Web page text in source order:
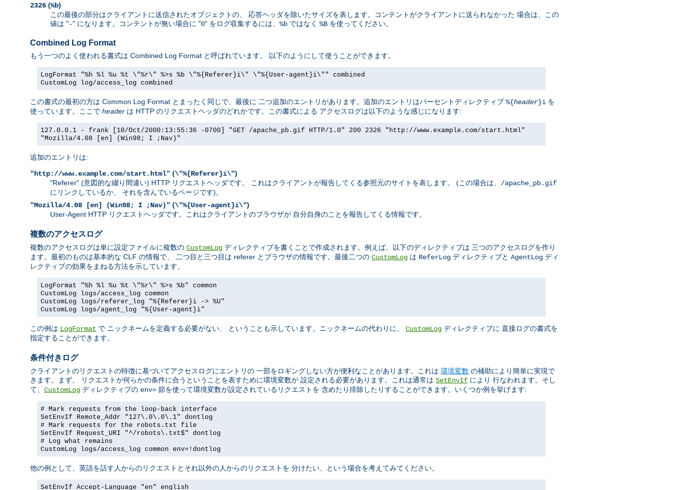
2326 (%b)
この最後の部分はクライアントに送信されたオブジェクトの、 応答ヘッダを除いたサイズを表します。コンテントがクライアントに送られなかった 場合は、この
値は "-" になります。コンテントが無い場合に "0" をログ収集するには、 %b ではなく %B を使ってください。
Combined Log Format
もう一つのよく使われる書式は Combined Log Format と呼ばれています。 以下のようにして使うことができます。
LogFormat "%h %l %u %t \"%r\" %>s %b \"%{Referer}i\" \"%{User-agent}i\"" combined
CustomLog log/access_log combined
この書式の最初の方は Common Log Format とまったく同じで、最後に 二つ追加のエントリがあります。追加のエントリはパーセントディレクティブ %{header}i を
使っています。ここで header は HTTP のリクエストヘッダのどれかです。この書式による アクセスログは以下のような感じになります:
127.0.0.1 - frank [10/Oct/2000:13:55:36 -0700] "GET /apache_pb.gif HTTP/1.0" 200 2326 "http://www.example.com/start.html"
"Mozilla/4.08 [en] (Win98; I ;Nav)"
追加のエントリは:
"http://www.example.com/start.html" (\"%{Referer}i\")
"Referer" (意図的な綴り間違い) HTTP リクエストヘッダです。 これはクライアントが報告してくる参照元のサイトを表します。 (この場合は、 /apache_pb.gif
にリンクしているか、 それを含んでいるページです)。
"Mozilla/4.08 [en] (Win98; I ;Nav)" (\"%{User-agent}i\")
User-Agent HTTP リクエストヘッダです。これはクライアントのブラウザが 自分自身のことを報告してくる情報です。
複数のアクセスログ
複数のアクセスログは単に設定ファイルに複数の CustomLog ディレクティブを書くことで作成されます。例えば、以下のディレクティブは 三つのアクセスログを作り
ます。最初のものは基本的な CLF の情報で、 二つ目と三つ目は referer とブラウザの情報です。最後二つの CustomLog は ReferLog ディレクティブと AgentLog ディ
レクティブの効果をまねる方法を示しています。
LogFormat "%h %l %u %t \"%r\" %>s %b" common
CustomLog logs/access_log common
CustomLog logs/referer_log "%{Referer}i -> %U"
CustomLog logs/agent_log "%{User-agent}i"
この例は LogFormat で ニックネームを定義する必要がない、 ということも示しています。ニックネームの代わりに、 CustomLog ディレクティブに 直接ログの書式を
指定することができます。
条件付きログ
クライアントのリクエストの特徴に基づいてアクセスログにエントリの 一部をロギングしない方が便利なことがあります。これは 環境変数 の補助により簡単に実現で
きます。まず、 リクエストが何らかの条件に合うということを表すために環境変数が 設定される必要があります。これは通常は SetEnvIf により 行なわれます。そし
て、 CustomLog ディレクティブの env= 節を使って環境変数が設定されているリクエストを 含めたり排除したりすることができます。いくつか例を挙げます:
# Mark requests from the loop-back interface
SetEnvIf Remote_Addr "127\.0\.0\.1" dontlog
# Mark requests for the robots.txt file
SetEnvIf Request_URI "^/robots\.txt$" dontlog
# Log what remains
CustomLog logs/access_log common env=!dontlog
他の例として、英語を話す人からのリクエストとそれ以外の人からのリクエストを 分けたい、という場合を考えてみてください。
SetEnvIf Accept-Language "en" english